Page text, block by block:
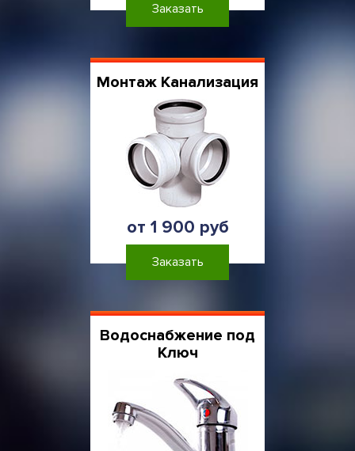
Заказать
Монтаж Канализация
от 1 900 руб
Заказать
Водоснабжение под
Ключ